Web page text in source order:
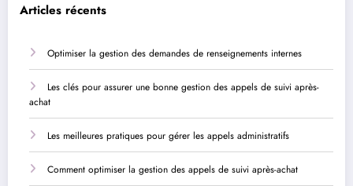
Articles récents
Optimiser la gestion des demandes de renseignements internes
Les clés pour assurer une bonne gestion des appels de suivi après-
achat
Les meilleures pratiques pour gérer les appels administratifs
Comment optimiser la gestion des appels de suivi après-achat